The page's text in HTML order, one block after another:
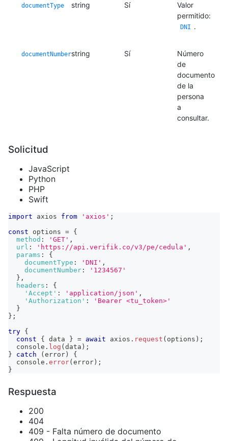
documentType string Sí
Valor
permitido:
DNI .
documentNumberstring Sí
Número
de
documento
de la
persona
a
consultar.
Solicitud
JavaScript
Python
PHP
Swift
import axios from 'axios' ;
const options = {
method : 'GET' ,
url : 'https://api.verifik.co/v3/pe/cedula' ,
params :
{
documentType : 'DNI' ,
documentNumber :
'1234567'
} ,
headers :
{
'Accept' : 'application/json' ,
'Authorization' :
'Bearer <tu_token>'
}
} ;
try {
const
{ data } = await axios . request ( options ) ;
console . log ( data ) ;
}
catch ( error )
{
console . error( error ) ;
}
Respuesta
200
404
409 - Falta número de documento